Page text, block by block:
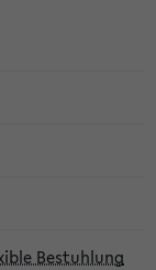
Bestuhlung